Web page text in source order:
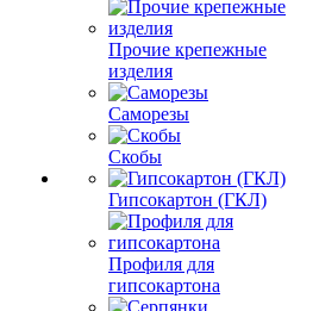
Прочие крепежные
изделия
Саморезы
Скобы
Гипсокартон (ГКЛ)
Профиля для
гипсокартона